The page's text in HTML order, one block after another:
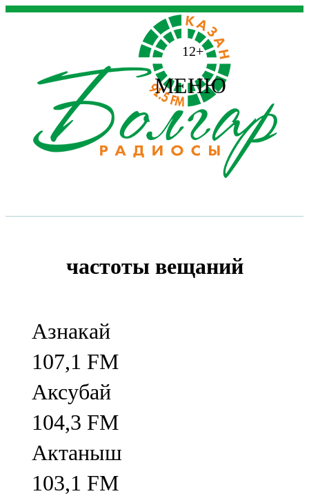
12+
МЕНЮ
частоты вещаний
Азнакай
107,1 FM
Аксубай
104,3 FM
Актаныш
103,1 FM